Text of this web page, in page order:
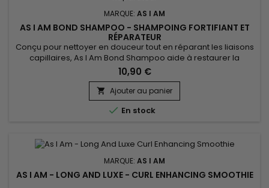
MARQUE: AS I AM
AS I AM BOND SHAMPOO - SHAMPOING FORTIFIANT ET
RÉPARATEUR
Conçu pour nettoyer en douceur tout en réparant les liaisons
capillaires, As I Am Bond Shampoo aide à restaurer la
structure interne du cheveu fragilisée par les traitements
chimiques, la chaleur et les agressions mécaniques. Sa
formule respectueuse permet de renforcer la fibre capillaire,
de réduire la casse et de préserver l’hydratation, sans...
10,90 €
 Ajouter au panier
 En stock
MARQUE: AS I AM
AS I AM - LONG AND LUXE - CURL ENHANCING SMOOTHIE